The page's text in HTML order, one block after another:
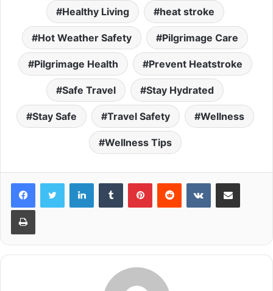
Healthy Living heat stroke
Hot Weather Safety Pilgrimage Care
Pilgrimage Health Prevent Heatstroke
Safe Travel Stay Hydrated
Stay Safe Travel Safety Wellness
Wellness Tips
LinkedInTumblr PinterestReddit VKontakteShare via Email
Print